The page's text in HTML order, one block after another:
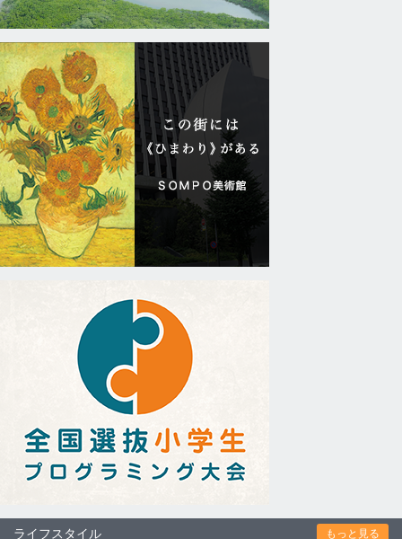
ライフスタイル もっと見る